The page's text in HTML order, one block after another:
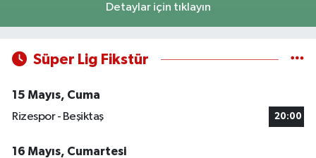
Detaylar için tıklayın
Süper Lig Fikstür
15 Mayıs, Cuma
Rizespor - Beşiktaş
20:00
16 Mayıs, Cumartesi